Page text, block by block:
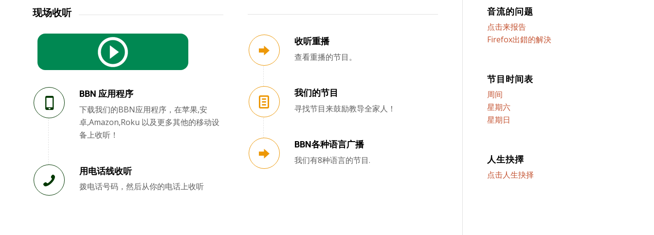
现场收听
BBN 应用程序
下载我们的BBN应用程序，在苹果,安
卓,Amazon,Roku 以及更多其他的移动设
备上收听！
用电话线收听
拨电话号码，然后从你的电话上收听
收听重播
查看重播的节目。
我们的节目
寻找节目来鼓励教导全家人！
BBN各种语言广播
我们有8种语言的节目.
音流的问题
点击来报告
Firefox出錯的解決
节目时间表
周间
星期六
星期日
人生抉擇
点击人生抉择